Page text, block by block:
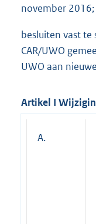
november 2016;
besluiten vast te
CAR/UWO
UWO aan
Artikel I
A.